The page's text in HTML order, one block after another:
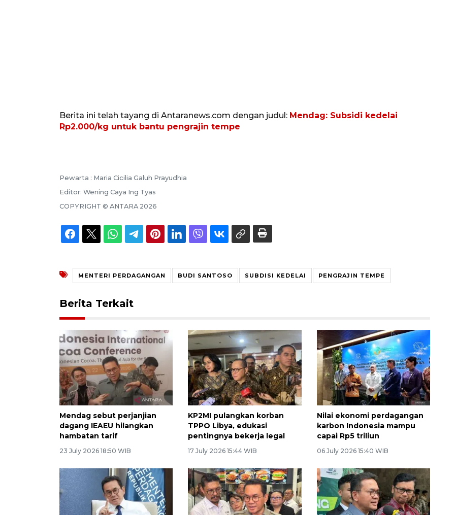
Berita ini telah tayang di Antaranews.com dengan judul: Mendag: Subsidi kedelai
Rp2.000/kg untuk bantu pengrajin tempe
Pewarta : Maria Cicilia Galuh Prayudhia
Editor: Wening Caya Ing Tyas
COPYRIGHT © ANTARA 2026
MENTERI PERDAGANGAN BUDI SANTOSO SUBDISI KEDELAI PENGRAJIN TEMPE
Berita Terkait
Mendag sebut perjanjian
dagang IEAEU hilangkan
hambatan tarif
23 July 2026 18:50 WIB
KP2MI pulangkan korban
TPPO Libya, edukasi
pentingnya bekerja legal
17 July 2026 15:44 WIB
Nilai ekonomi perdagangan
karbon Indonesia mampu
capai Rp5 triliun
06 July 2026 15:40 WIB